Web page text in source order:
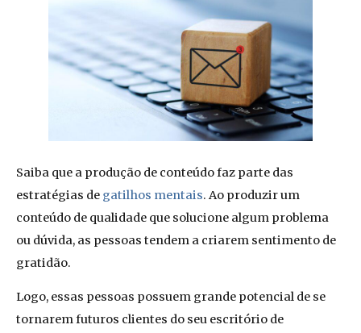
Saiba que a produção de conteúdo faz parte das
estratégias de gatilhos mentais. Ao produzir um
conteúdo de qualidade que solucione algum problema
ou dúvida, as pessoas tendem a criarem sentimento de
gratidão.
Logo, essas pessoas possuem grande potencial de se
tornarem futuros clientes do seu escritório de